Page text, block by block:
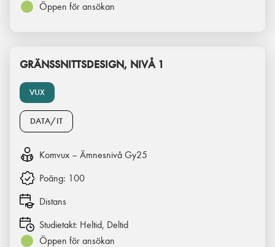
Öppen för ansökan
VUX
GRÄNSSNITTSDESIGN, NIVÅ 1
DATA/IT
Komvux – Ämnesnivå Gy25
Poäng: 100
Distans
Studietakt: Heltid, Deltid
Öppen för ansökan